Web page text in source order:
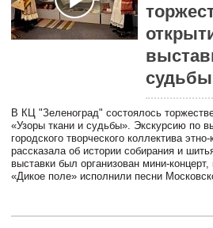
В КЦ "Зеленоград" состоялось
«Узоры ткани и судьбы». Экскурсию по
городского творческого коллектива
рассказала об истории собирания и
выставки был организован мини-
«Дикое поле» исполнили песни